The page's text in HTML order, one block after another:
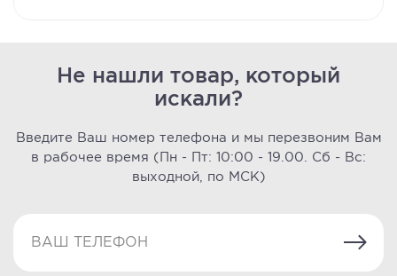
Не нашли товар, который
искали?
Введите Ваш номер телефона и мы перезвоним Вам
в рабочее время (Пн - Пт: 10:00 - 19.00. Сб - Вс:
выходной, по МСК)